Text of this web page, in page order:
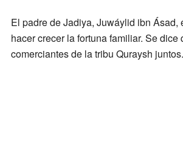
El padre de Jadiya, Juwáylid ibn
hacer crecer la fortuna familiar. Se
comerciantes de la tribu Quraysh